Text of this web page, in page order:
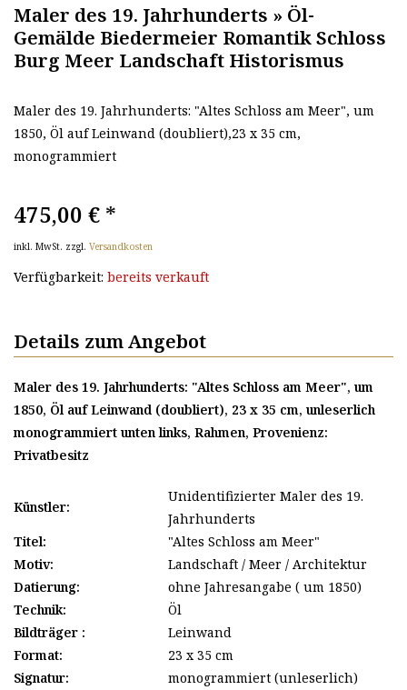
Maler des 19. Jahrhunderts » Öl-
Gemälde Biedermeier Romantik Schloss
Burg Meer Landschaft Historismus
Maler des 19. Jahrhunderts: "Altes Schloss am Meer", um
1850, Öl auf Leinwand (doubliert),23 x 35 cm,
monogrammiert
475,00 € *
inkl. MwSt. zzgl. Versandkosten
Verfügbarkeit: bereits verkauft
Details zum Angebot
Maler des 19. Jahrhunderts: "Altes Schloss am Meer", um
1850, Öl auf Leinwand (doubliert), 23 x 35 cm, unleserlich
monogrammiert unten links, Rahmen, Provenienz:
Privatbesitz
Künstler:
Unidentifizierter Maler des 19.
Jahrhunderts
Titel:
"Altes Schloss am Meer"
Motiv:
Landschaft / Meer / Architektur
Datierung:
ohne Jahresangabe ( um 1850)
Technik:
Öl
Bildträger :
Leinwand
Format:
23 x 35 cm
Signatur:
monogrammiert (unleserlich)